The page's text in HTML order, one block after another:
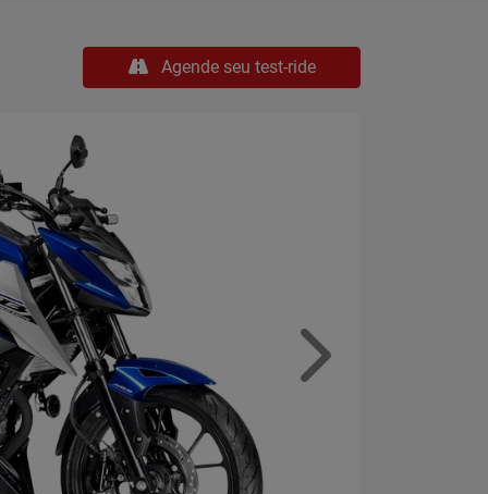
Agende seu test-ride
Próximo